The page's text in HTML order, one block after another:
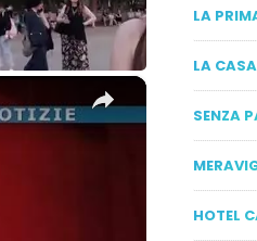
×
LA
LA
SENZA
HOTEL